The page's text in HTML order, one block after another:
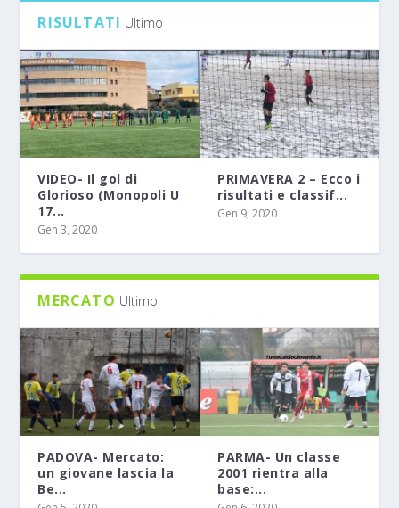
RISULTATI Ultimo
VIDEO- Il gol di
Glorioso (Monopoli U
17...
Gen 3, 2020
PRIMAVERA 2 – Ecco i
risultati e classif...
Gen 9, 2020
MERCATO Ultimo
PADOVA- Mercato:
un giovane lascia la
Be...
PARMA- Un classe
2001 rientra alla
base:...